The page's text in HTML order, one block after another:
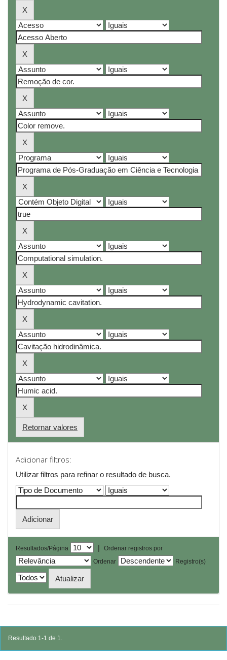
Retornar valores
Adicionar filtros:
Utilizar filtros para refinar o resultado de busca.
Resultados/Página |
Ordenar registros por
Ordenar
Registro(s)
Resultado 1-1 de 1.